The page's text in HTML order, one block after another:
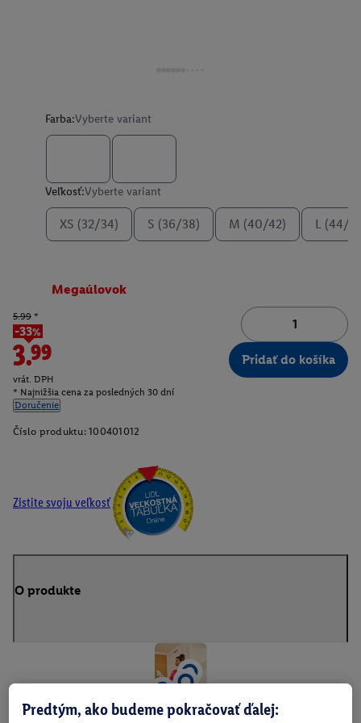
Farba:Vyberte variant
Veľkosť:Vyberte variant
XS (32/34) S (36/38) M (40/42) L (44/
Megaúlovok
5.99 *
-33%
3.99
vrát. DPH
* Najnižšia cena za posledných 30 dní
Doručenie
Pridať do košíka
Číslo produktu: 100401012
Zistite svoju veľkosť
O produkte
Predtým, ako budeme pokračovať ďalej: